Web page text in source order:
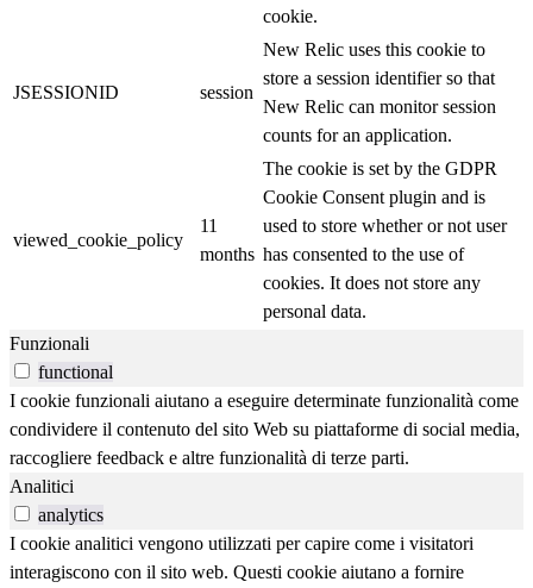
cookie.
JSESSIONID session
New Relic uses this cookie to
store a session identifier so that
New Relic can monitor session
counts for an application.
viewed_cookie_policy
11
months
The cookie is set by the GDPR
Cookie Consent plugin and is
used to store whether or not user
has consented to the use of
cookies. It does not store any
personal data.
Funzionali
functional
I cookie funzionali aiutano a eseguire determinate funzionalità come
condividere il contenuto del sito Web su piattaforme di social media,
raccogliere feedback e altre funzionalità di terze parti.
Analitici
analytics
I cookie analitici vengono utilizzati per capire come i visitatori
interagiscono con il sito web. Questi cookie aiutano a fornire